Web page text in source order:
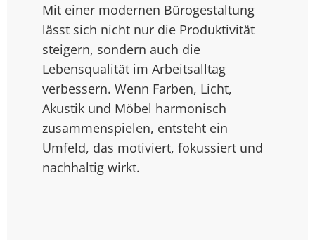
Mit einer modernen Bürogestaltung
lässt sich nicht nur die Produktivität
steigern, sondern auch die
Lebensqualität im Arbeitsalltag
verbessern. Wenn Farben, Licht,
Akustik und Möbel harmonisch
zusammenspielen, entsteht ein
Umfeld, das motiviert, fokussiert und
nachhaltig wirkt.